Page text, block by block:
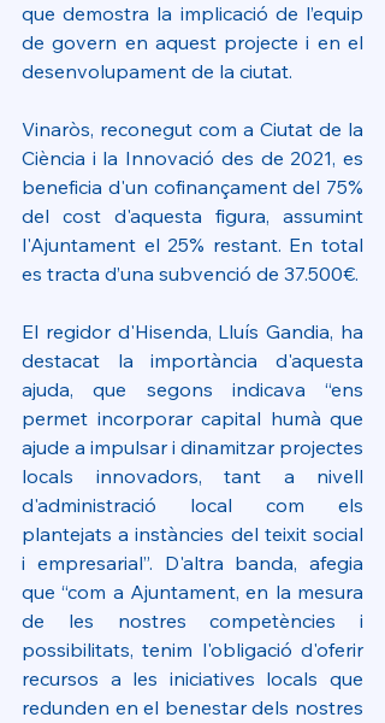
que demostra la implicació de l’equip
de govern en aquest projecte i en el
desenvolupament de la ciutat.
Vinaròs, reconegut com a Ciutat de la
Ciència i la Innovació des de 2021, es
beneficia d'un cofinançament del 75%
del cost d'aquesta figura, assumint
l'Ajuntament el 25% restant. En total
es tracta d’una subvenció de 37.500€.
El regidor d'Hisenda, Lluís Gandia, ha
destacat la importància d'aquesta
ajuda, que segons indicava “ens
permet incorporar capital humà que
ajude a impulsar i dinamitzar projectes
locals innovadors, tant a nivell
d'administració local com els
plantejats a instàncies del teixit social
i empresarial”. D'altra banda, afegia
que “com a Ajuntament, en la mesura
de les nostres competències i
possibilitats, tenim l'obligació d'oferir
recursos a les iniciatives locals que
redunden en el benestar dels nostres